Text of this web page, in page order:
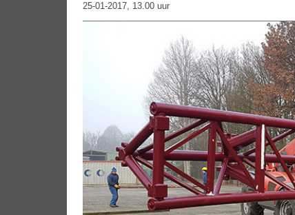
25-01-2017, 13.00 uur